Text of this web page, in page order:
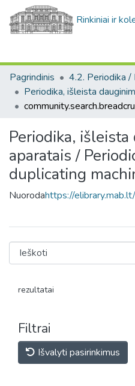
Rinkiniai ir
Pagrindinis
4.2. Periodika /
Periodika,
aparatais /
duplicating
Nuorodahttps://
rezultatai
Filtrai
Išvalyti pasirinkimus